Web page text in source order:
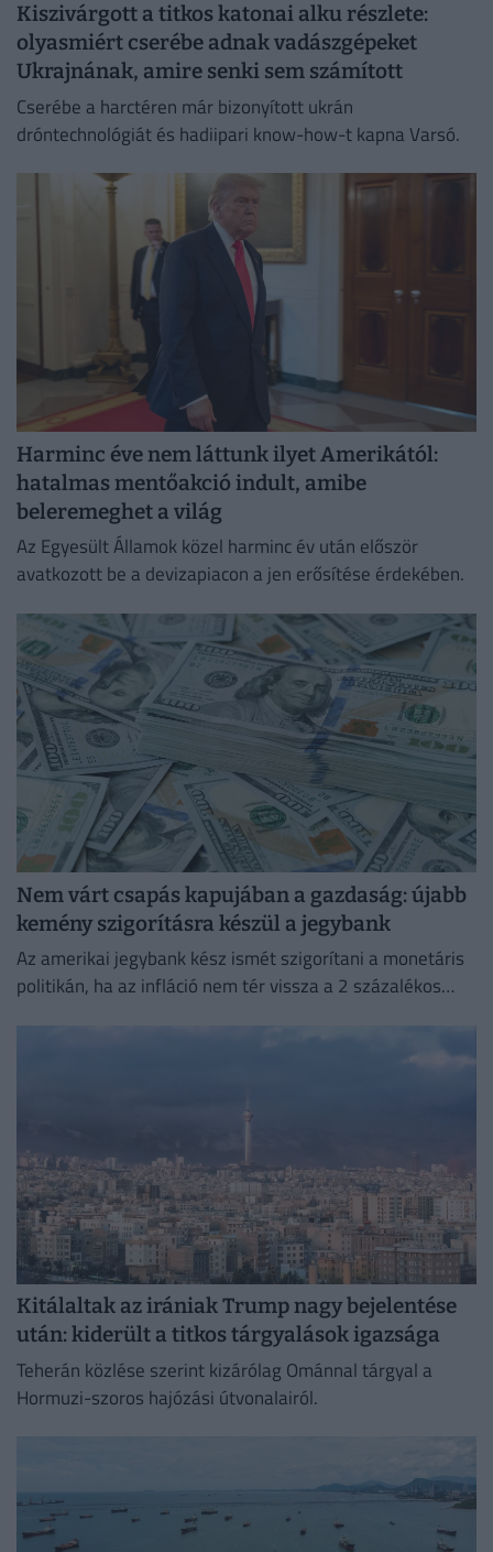
Kiszivárgott a titkos katonai alku részlete:
olyasmiért cserébe adnak vadászgépeket
Ukrajnának, amire senki sem számított
Cserébe a harctéren már bizonyított ukrán
dróntechnológiát és hadiipari know-how-t kapna Varsó.
Harminc éve nem láttunk ilyet Amerikától:
hatalmas mentőakció indult, amibe
beleremeghet a világ
Az Egyesült Államok közel harminc év után először
avatkozott be a devizapiacon a jen erősítése érdekében.
Nem várt csapás kapujában a gazdaság: újabb
kemény szigorításra készül a jegybank
Az amerikai jegybank kész ismét szigorítani a monetáris
politikán, ha az infláció nem tér vissza a 2 százalékos
Kitálaltak az irániak Trump nagy bejelentése
után: kiderült a titkos tárgyalások igazsága
Teherán közlése szerint kizárólag Ománnal tárgyal a
Hormuzi-szoros hajózási útvonalairól.